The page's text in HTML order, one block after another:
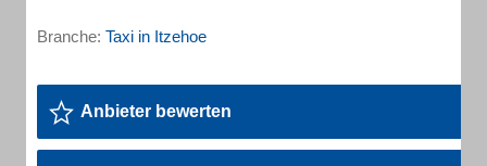
Branche: Taxi in Itzehoe
Anbieter bewerten